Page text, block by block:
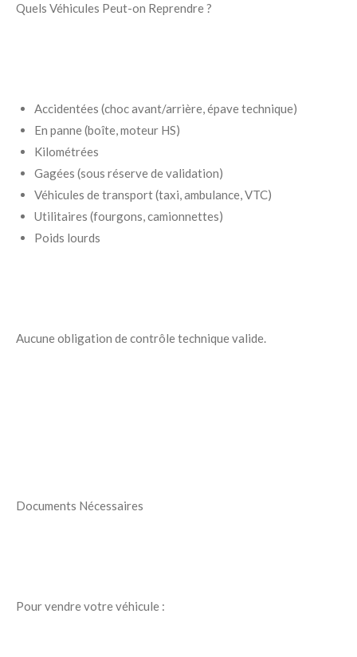
Quels Véhicules Peut-on Reprendre ?
Accidentées (choc avant/arrière, épave technique)
En panne (boîte, moteur HS)
Kilométrées
Gagées (sous réserve de validation)
Véhicules de transport (taxi, ambulance, VTC)
Utilitaires (fourgons, camionnettes)
Poids lourds
Aucune obligation de contrôle technique valide.
Documents Nécessaires
Pour vendre votre véhicule :